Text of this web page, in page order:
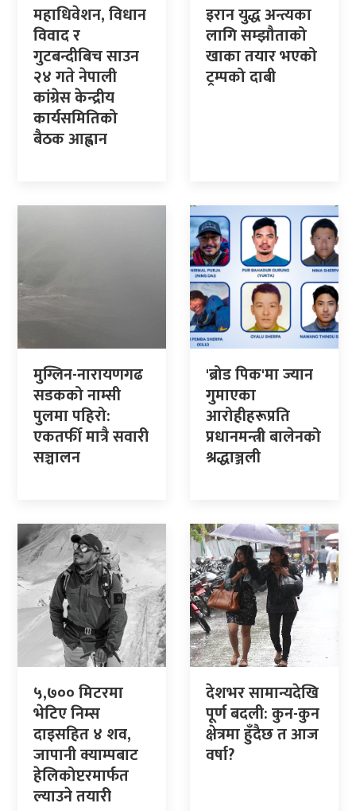
महाधिवेशन, विधान
विवाद र
गुटबन्दीबिच साउन
२४ गते नेपाली
कांग्रेस केन्द्रीय
कार्यसमितिको
बैठक आह्वान
इरान युद्ध अन्त्यका
लागि सम्झौताको
खाका तयार भएको
ट्रम्पको दाबी
मुग्लिन-नारायणगढ
सडकको नाम्सी
पुलमा पहिरो:
एकतर्फी मात्रै सवारी
सञ्चालन
'ब्रोड पिक'मा ज्यान
गुमाएका
आरोहीहरूप्रति
प्रधानमन्त्री बालेनको
श्रद्धाञ्जली
५,७०० मिटरमा
भेटिए निम्स
दाइसहित ४ शव,
जापानी क्याम्पबाट
हेलिकोप्टरमार्फत
ल्याउने तयारी
देशभर सामान्यदेखि
पूर्ण बदली: कुन-कुन
क्षेत्रमा हुँदैछ त आज
वर्षा?